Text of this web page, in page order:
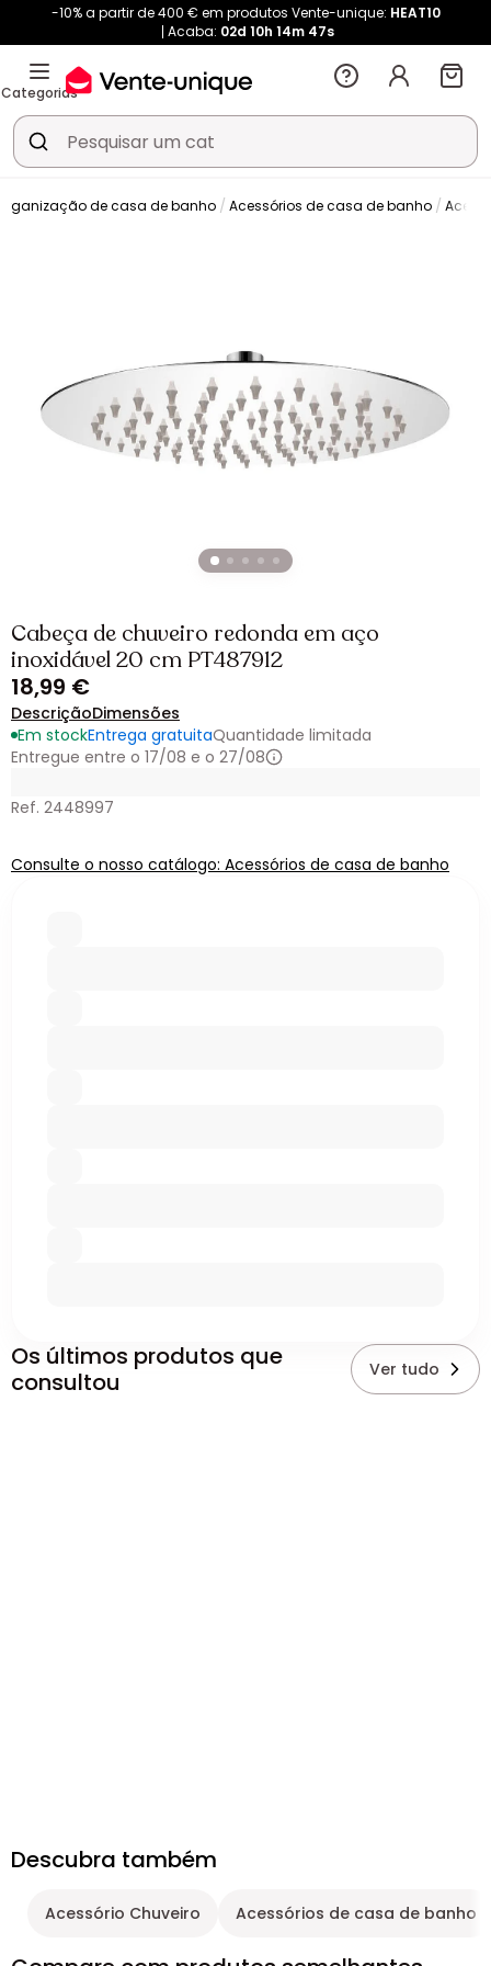
-10% a partir de 400 € em produtos Vente-unique: HEAT10
Acaba: 02d 10h 14m 46s
Categorias
de casa de banho Acessórios de casa de banho
Cabeça de chuveiro redonda em aço
inoxidável 20 cm PT487912
18,99 €
DescriçãoDimensões
Em stockEntrega gratuitaQuantidade limitada
Entregue entre o 17/08 e o 27/08
Ref. 2448997
Consulte o nosso catálogo: Acessórios de casa de banho
Os últimos produtos que
consultou
Ver tudo
Descubra também
Acessório Chuveiro Acessórios de casa de banho